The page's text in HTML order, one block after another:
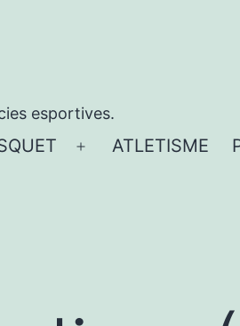
esportives.
Obre
ATLETISME